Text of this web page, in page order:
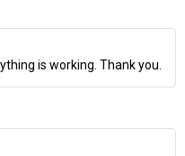
is working. Thank you.